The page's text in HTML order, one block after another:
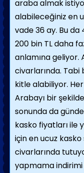
araba almak
alabileceğiniz en
vade 36 ay. Bu da
200 bin TL daha
anlamına geliyor.
civarlarında. Tabi
kitle alabiliyor.
Arabayı bir şekilde
sonunda da
kasko fiyatları ile
için en ucuz kasko
civarlarında
yapmama indirimi